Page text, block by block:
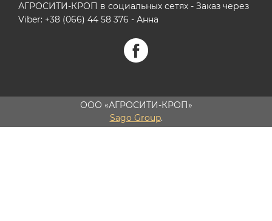
АГРОСИТИ-КРОП в социальных сетях - Заказ через
Viber: +38 (066) 44 58 376 - Анна
ООО «АГРОСИТИ-КРОП»
Sago Group.